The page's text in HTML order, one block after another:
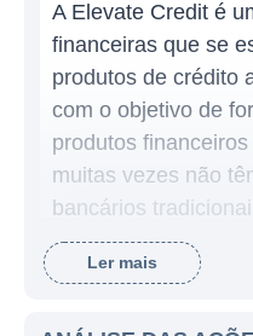
A Elevate Credit é
financeiras que se
produtos de crédito
com o objetivo de
produtos
muitas vezes não
bancários
oferecer alternativas
necessitam de um
Ler mais